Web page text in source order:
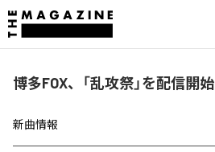
博多FOX、「乱攻祭」を配信開始
新曲情報